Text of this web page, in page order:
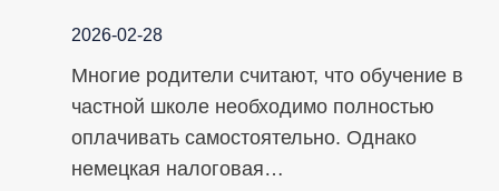
2026-02-28
Многие родители считают, что обучение в
частной школе необходимо полностью
оплачивать самостоятельно. Однако
немецкая налоговая…